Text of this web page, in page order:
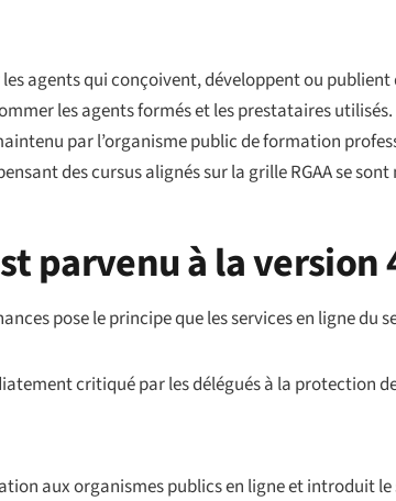
agents qui conçoivent, développent ou
les agents formés et les prestataires
par l’organisme public de formation
des cursus alignés sur la grille RGAA se
parvenu à la version
pose le principe que les services en ligne du
critiqué par les délégués à la protection
aux organismes publics en ligne et introduit le